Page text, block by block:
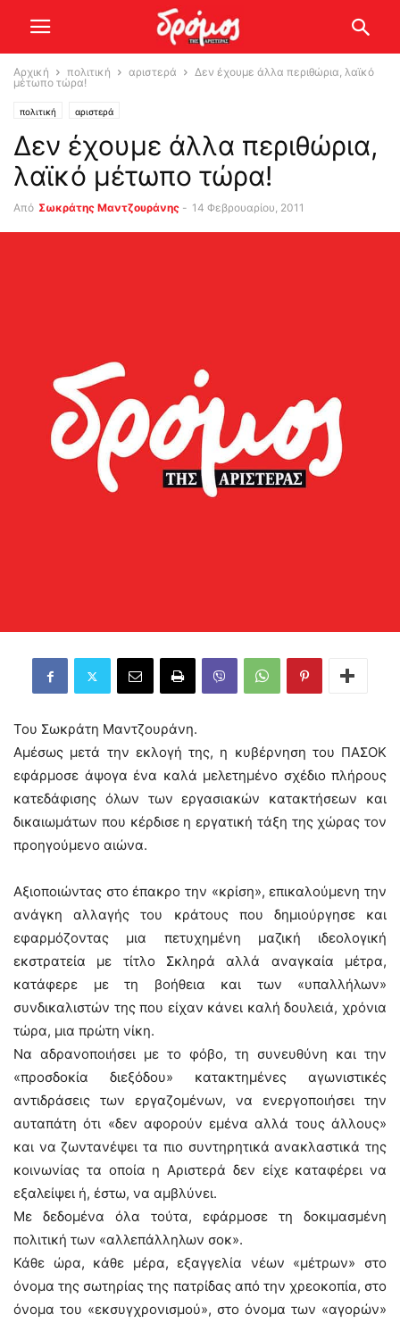
Αρχική πολιτική αριστερά
Δεν έχουμε άλλα περιθώρια, λαϊκό
μέτωπο τώρα!
πολιτική αριστερά
Δεν έχουμε άλλα περιθώρια,
λαϊκό μέτωπο τώρα!
Από Σωκράτης Μαντζουράνης - 14 Φεβρουαρίου, 2011
Του Σωκράτη Μαντζουράνη.
Αμέσως μετά την εκλογή της, η κυβέρνηση του ΠΑΣΟΚ
εφάρμοσε άψογα ένα καλά μελετημένο σχέδιο πλήρους
κατεδάφισης όλων των εργασιακών κατακτήσεων και
δικαιωμάτων που κέρδισε η εργατική τάξη της χώρας τον
προηγούμενο αιώνα.
Αξιοποιώντας στο έπακρο την «κρίση», επικαλούμενη την
ανάγκη αλλαγής του κράτους που δημιούργησε και
εφαρμόζοντας μια πετυχημένη μαζική ιδεολογική
εκστρατεία με τίτλο Σκληρά αλλά αναγκαία μέτρα,
κατάφερε με τη βοήθεια και των «υπαλλήλων»
συνδικαλιστών της που είχαν κάνει καλή δουλειά, χρόνια
τώρα, μια πρώτη νίκη.
Να αδρανοποιήσει με το φόβο, τη συνευθύνη και την
«προσδοκία διεξόδου» κατακτημένες αγωνιστικές
αντιδράσεις των εργαζομένων, να ενεργοποιήσει την
αυταπάτη ότι «δεν αφορούν εμένα αλλά τους άλλους»
και να ζωντανέψει τα πιο συντηρητικά ανακλαστικά της
κοινωνίας τα οποία η Αριστερά δεν είχε καταφέρει να
εξαλείψει ή, έστω, να αμβλύνει.
Με δεδομένα όλα τούτα, εφάρμοσε τη δοκιμασμένη
πολιτική των «αλλεπάλληλων σοκ».
Κάθε ώρα, κάθε μέρα, εξαγγελία νέων «μέτρων» στο
όνομα της σωτηρίας της πατρίδας από την χρεοκοπία, στο
όνομα του «εκσυγχρονισμού», στο όνομα των «αγορών»